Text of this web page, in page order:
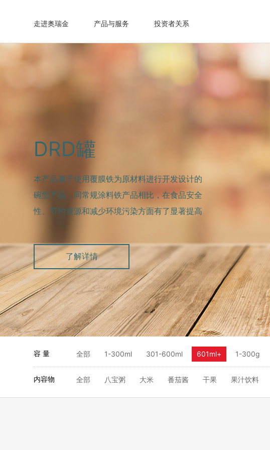
走进奥瑞金 产品与服务 投资者关系
DRD罐
本产品属于使用覆膜铁为原材料进行开发设计的
碗型产品，同常规涂料铁产品相比，在食品安全
性、节约资源和减少环境污染方面有了显著提高
了解详情
容 量 全部 1-300ml 301-600ml 601ml+ 1-300g
内容物 全部 八宝粥 大米 番茄酱 干果 果汁饮料